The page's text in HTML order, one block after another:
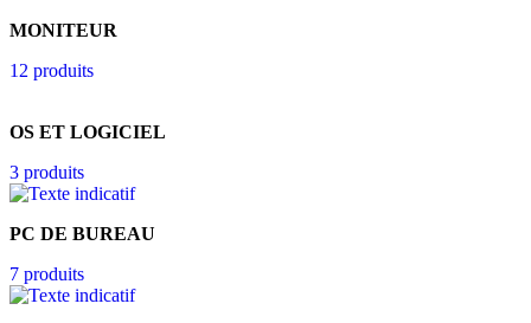
MONITEUR
12 produits
OS ET LOGICIEL
3 produits
PC DE BUREAU
7 produits